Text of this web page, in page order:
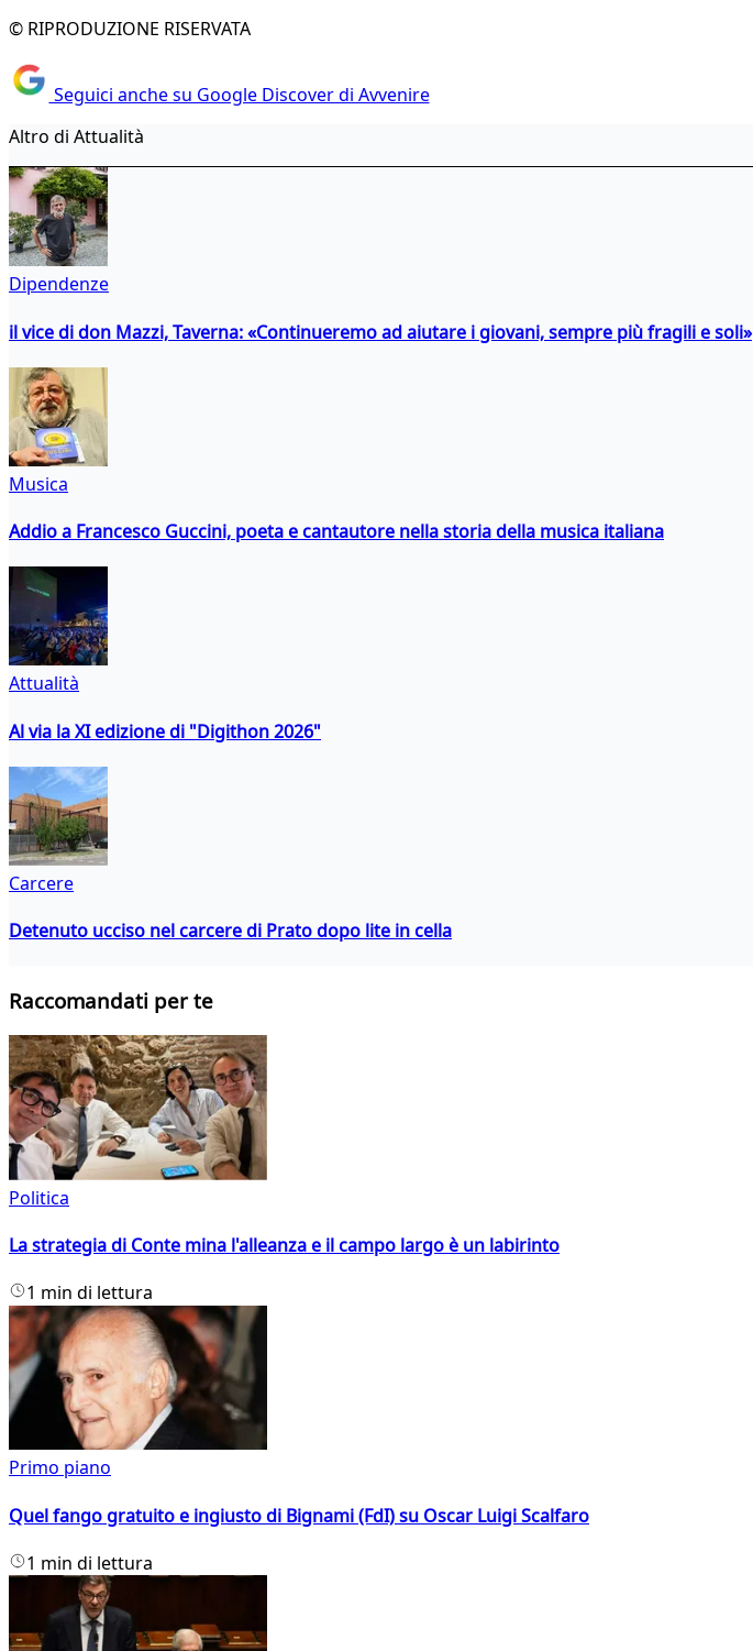
© RIPRODUZIONE RISERVATA
Seguici anche su Google Discover di Avvenire
Altro di Attualità
Dipendenze
il vice di don Mazzi, Taverna: «Continueremo ad aiutare i giovani, sempre più fragili e soli»
Musica
Addio a Francesco Guccini, poeta e cantautore nella storia della musica italiana
Attualità
Al via la XI edizione di "Digithon 2026"
Carcere
Detenuto ucciso nel carcere di Prato dopo lite in cella
Raccomandati per te
Politica
La strategia di Conte mina l'alleanza e il campo largo è un labirinto
1 min di lettura
Primo piano
Quel fango gratuito e ingiusto di Bignami (FdI) su Oscar Luigi Scalfaro
1 min di lettura